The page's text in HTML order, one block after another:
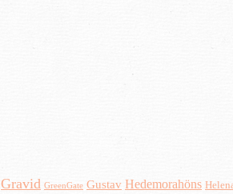
Gravid GreenGate Gustav Hedemorahöns